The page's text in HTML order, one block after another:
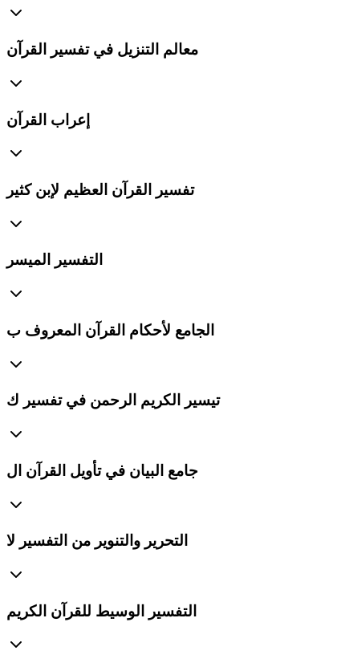
معالم التنزيل في تفسير القرآن
إعراب القرآن
تفسير القرآن العظيم لإبن كثير
التفسير الميسر
الجامع لأحكام القرآن المعروف ب
تيسير الكريم الرحمن في تفسير ك
جامع البيان في تأويل القرآن ال
التحرير والتنوير من التفسير لا
التفسير الوسيط للقرآن الكريم